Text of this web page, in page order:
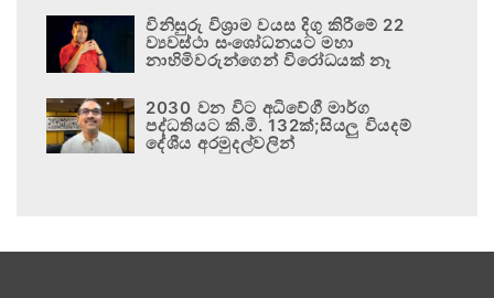
විනිසුරු විශ්‍රාම වයස දිගු කිරීමේ 22
ව්‍යවස්ථා සංශෝධනයට මහා
නාහිමිවරුන්ගෙන් විරෝධයක් නෑ
2030 වන විට අධිවේගී මාර්ග
පද්ධතියට කි.මී. 132ක්;සියලු වියදම්
දේශීය අරමුදල්වලින්